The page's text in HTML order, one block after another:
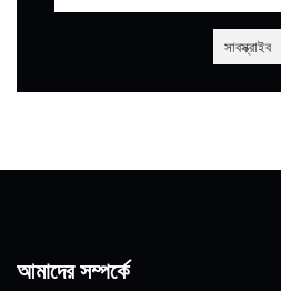
আমাদের সম্পর্কে